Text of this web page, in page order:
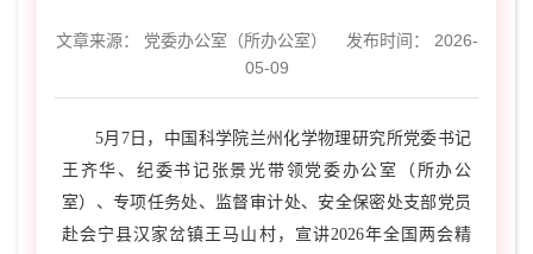
文章来源： 党委办公室（所办公室）
发布时间： 2026-
05-09
5月 7日，中国科学院兰州化学物理研究所党委书记
王齐华、纪委书记张景光带领党委办公室（所办公
室）、专项任务处、监督审计处、安全保密处支部党员
赴会宁县汉家岔镇王马山村，宣讲2026年全国两会精